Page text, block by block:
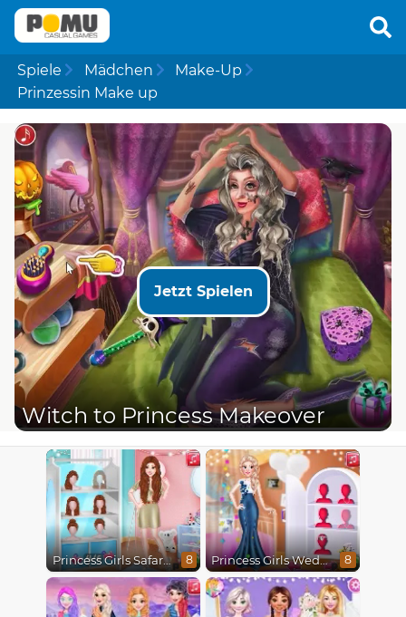
Spiele Mädchen
Make-Up
Prinzessin Make up
Jetzt Spielen
Witch to Princess Makeover
Princess Girls Safari Trip 8 Princess Girls Wedding Trip 8